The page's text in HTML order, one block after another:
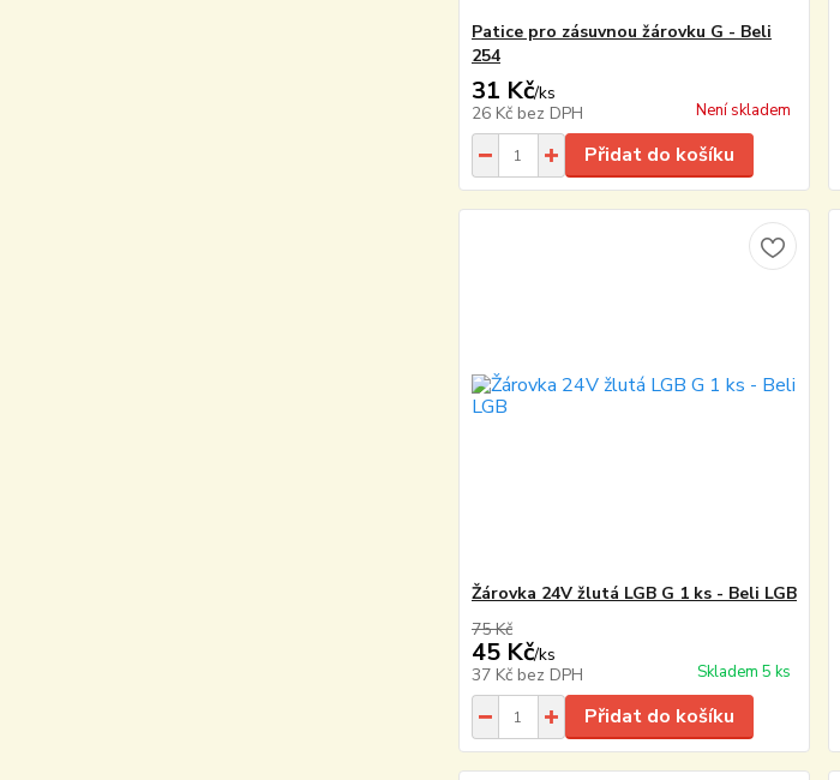
Patice pro zásuvnou žárovku G - Beli
254
31 Kč/ks
26 Kč bez DPH Není skladem
Přidat do košíku
Žárovka 24V žlutá LGB G 1 ks - Beli LGB
75 Kč
45 Kč/ks
37 Kč bez DPH Skladem 5 ks
Přidat do košíku